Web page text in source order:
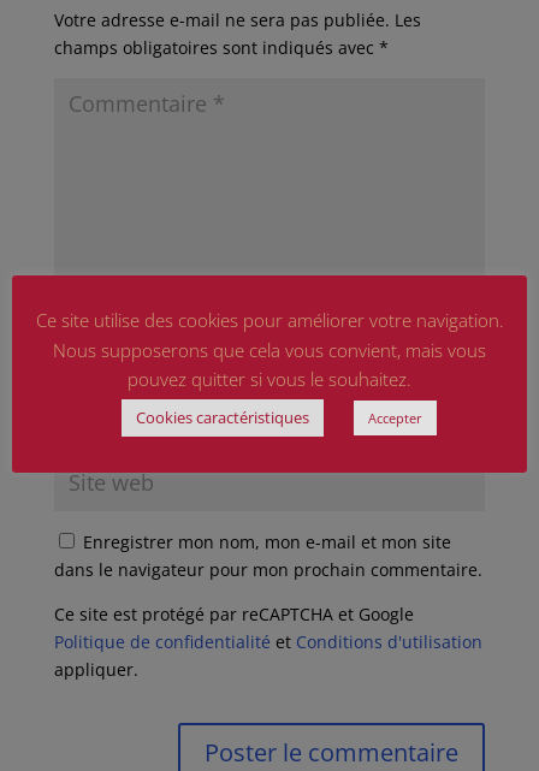
Votre adresse e-mail ne sera pas publiée. Les
champs obligatoires sont indiqués avec *
Enregistrer mon nom, mon e-mail et mon site
dans le navigateur pour mon prochain commentaire.
Ce site est protégé par reCAPTCHA et Google
Politique de confidentialité et Conditions d'utilisation
appliquer.
Ce site utilise des cookies pour améliorer votre navigation.
Nous supposerons que cela vous convient, mais vous
pouvez quitter si vous le souhaitez.
Cookies caractéristiques Accepter